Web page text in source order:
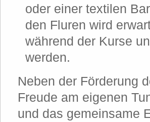
oder einer textilen
den Fluren wird
während der Kurse
werden.
Neben der Förderung
Freude am eigenen
und das gemeinsame